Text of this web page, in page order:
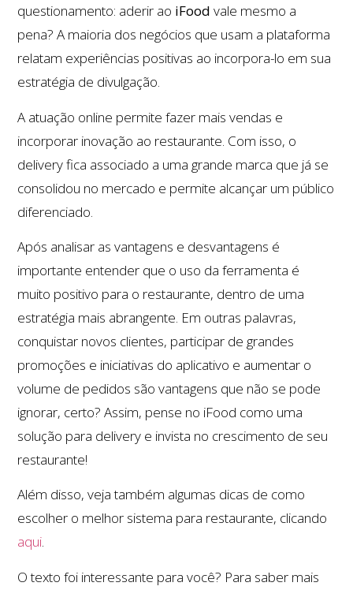
questionamento: aderir ao iFood vale mesmo a
pena? A maioria dos negócios que usam a plataforma
relatam experiências positivas ao incorpora-lo em sua
estratégia de divulgação.
A atuação online permite fazer mais vendas e
incorporar inovação ao restaurante. Com isso, o
delivery fica associado a uma grande marca que já se
consolidou no mercado e permite alcançar um público
diferenciado.
Após analisar as vantagens e desvantagens é
importante entender que o uso da ferramenta é
muito positivo para o restaurante, dentro de uma
estratégia mais abrangente. Em outras palavras,
conquistar novos clientes, participar de grandes
promoções e iniciativas do aplicativo e aumentar o
volume de pedidos são vantagens que não se pode
ignorar, certo? Assim, pense no iFood como uma
solução para delivery e invista no crescimento de seu
restaurante!
Além disso, veja também algumas dicas de como
escolher o melhor sistema para restaurante, clicando
aqui.
O texto foi interessante para você? Para saber mais